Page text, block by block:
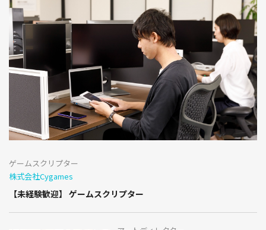
ゲームスクリプター
株式会社Cygames
【未経験歓迎】 ゲームスクリプター